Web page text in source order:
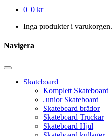
0 |0 kr
Inga produkter i varukorgen.
Navigera
Skateboard
Komplett Skateboard
Junior Skateboard
Skateboard brädor
Skateboard Truckar
Skateboard Hjul